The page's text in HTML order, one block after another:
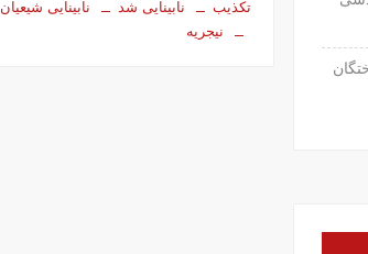
تکذیب
نابینایی شد
نابینایی شیعیان
نیجریه